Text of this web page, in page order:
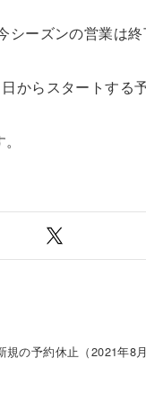
ーズンの営業は終
からスタートする予
規の予約休止（2021年8月